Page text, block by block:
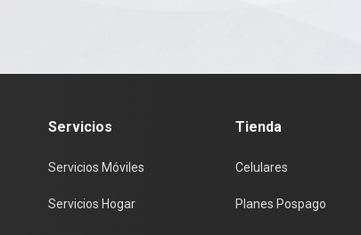
Servicios
Servicios Móviles
Servicios Hogar
Tienda
Celulares
Planes Pospago